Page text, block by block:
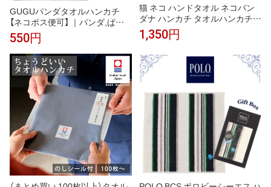
GUGUパンダタオルハンカチ
【ネコポス便可】 ｜パンダ,ぱん
だグッズ,タオル,ハンカチ,ハン
ドタオル,ミニハンカチ,中国,中
華街,可愛い,プレゼント,実用,プ
チギフト,赤ちゃん,パンダ雑貨,
ro0805
550円
猫 ネコ ハンドタオル ネコバン
ダナ ハンカチ タオルハンカチ
名入れ 記念品 アニバーサリー
入園 入学 卒園 卒業 入学祝い 還
コ好き 雑貨 かわいい グッズ プ
レゼント ギフト
1,350円